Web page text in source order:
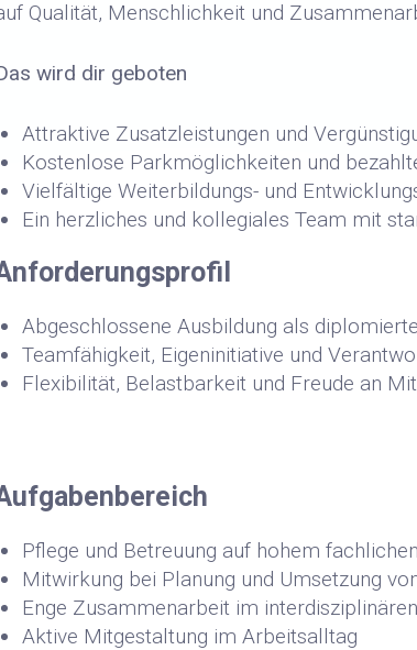
Qualität, Menschlichkeit und
wird dir geboten
Attraktive Zusatzleistungen und
Kostenlose Parkmöglichkeiten und
Vielfältige Weiterbildungs- und
Ein herzliches und kollegiales Team mit
Abgeschlossene Ausbildung als
Teamfähigkeit, Eigeninitiative und
Flexibilität, Belastbarkeit und Freude an
Pflege und Betreuung auf hohem
Mitwirkung bei Planung und Umsetzung
Enge Zusammenarbeit im
Aktive Mitgestaltung im Arbeitsalltag